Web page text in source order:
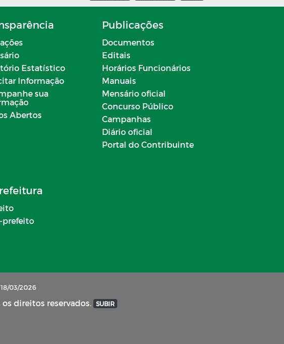
Estatístico
Informação
sua
Abertos
Publicações
Documentos
Editais
Horários Funcionários
Manuais
Mensário oficial
Concurso Público
Campanhas
Diário oficial
Portal do Contribuinte
prefeito
03/2026
direitos reservados. SUBIR